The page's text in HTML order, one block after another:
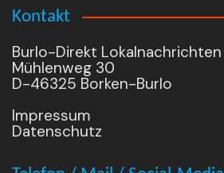
Kontakt
Burlo-Direkt Lokalnachrichten
Mühlenweg 30
D-46325 Borken-Burlo
Impressum
Datenschutz